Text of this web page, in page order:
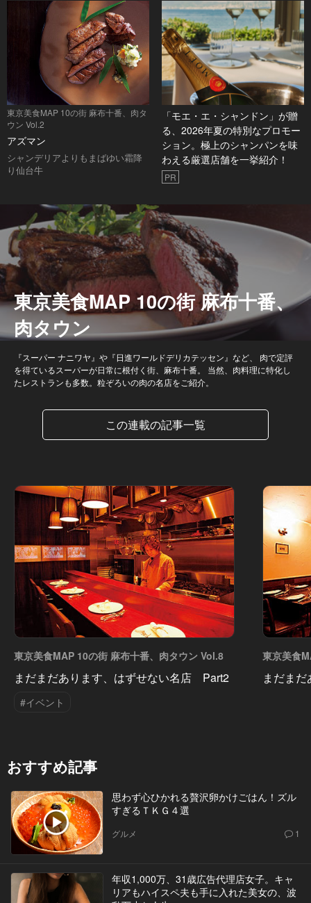
東京美食MAP 10の街 麻布十番、肉タ
ウン Vol.2
アズマン
シャンデリアよりもまばゆい霜降
り仙台牛
「モエ・エ・シャンドン」が贈
る、2026年夏の特別なプロモー
ション。極上のシャンパンを味
わえる厳選店舗を一挙紹介！
PR
東京美食MAP 10の街 麻布十番、
肉タウン
『スーパー ナニワヤ』や『日進ワールドデリカテッセン』など、 肉で定評
を得ているスーパーが日常に根付く街、麻布十番。 当然、肉料理に特化し
たレストランも多数。粒ぞろいの肉の名店をご紹介。
この連載の記事一覧
東京美食MAP 10の街 麻布十番、肉タウン Vol.8
まだまだあります、はずせない名店 Part2
#イベント
東京美食
まだま
おすすめ記事
思わず心ひかれる贅沢卵かけごはん！ズル
すぎるＴＫＧ４選
グルメ 1
年収1,000万、31歳広告代理店女子。キャ
リアもハイスペ夫も手に入れた美女の、波